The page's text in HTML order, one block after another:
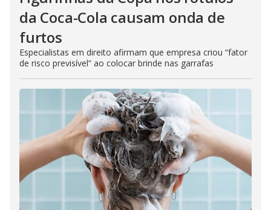
da Coca-Cola causam onda de
furtos
Especialistas em direito afirmam que empresa criou “fator
de risco previsível” ao colocar brinde nas garrafas